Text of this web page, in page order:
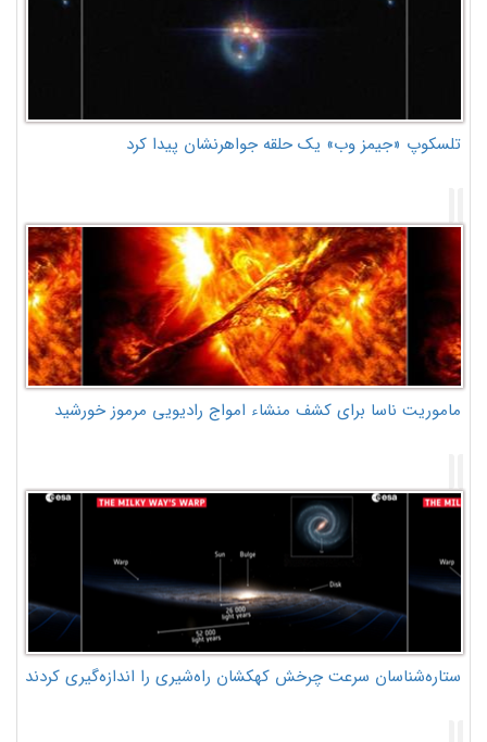
تلسکوپ «جیمز وب» یک حلقه جواهرنشان پیدا کرد
ماموریت ناسا برای کشف منشاء امواج رادیویی مرموز خورشید
ستاره‌شناسان سرعت چرخش کهکشان راه‌شیری را اندازه‌گیری کردند